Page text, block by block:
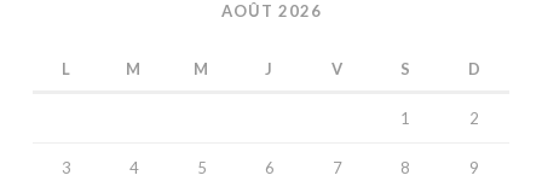
AOÛT 2026
L M M J V S D
1 2
3 4 5 6 7 8 9